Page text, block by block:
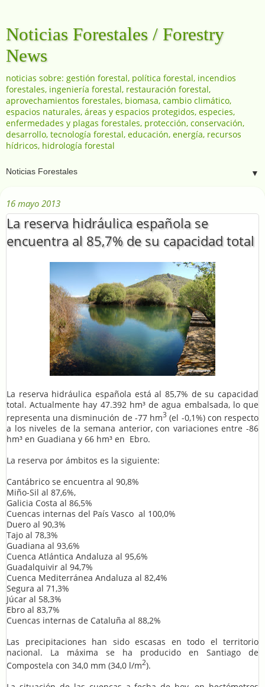
Noticias Forestales / Forestry
News
noticias sobre: gestión forestal, política forestal, incendios
forestales, ingeniería forestal, restauración forestal,
aprovechamientos forestales, biomasa, cambio climático,
espacios naturales, áreas y espacios protegidos, especies,
enfermedades y plagas forestales, protección, conservación,
desarrollo, tecnología forestal, educación, energía, recursos
hídricos, hidrología forestal
▼
16 mayo 2013
La reserva hidráulica española se
encuentra al 85,7% de su capacidad total
La reserva hidráulica española está al 85,7% de su capacidad
total. Actualmente hay 47.392 hm³ de agua embalsada, lo que
representa una disminución de -77 hm3 (el -0,1%) con respecto
a los niveles de la semana anterior, con variaciones entre -86
hm³ en Guadiana y 66 hm³ en Ebro.
La reserva por ámbitos es la siguiente:
Cantábrico se encuentra al 90,8%
Miño-Sil al 87,6%,
Galicia Costa al 86,5%
Cuencas internas del País Vasco al 100,0%
Duero al 90,3%
Tajo al 78,3%
Guadiana al 93,6%
Cuenca Atlántica Andaluza al 95,6%
Guadalquivir al 94,7%
Cuenca Mediterránea Andaluza al 82,4%
Segura al 71,3%
Júcar al 58,3%
Ebro al 83,7%
Cuencas internas de Cataluña al 88,2%
Las precipitaciones han sido escasas en todo el territorio
nacional. La máxima se ha producido en Santiago de
Compostela con 34,0 mm (34,0 l/m2).